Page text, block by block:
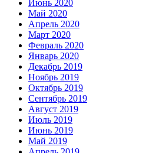
Июнь 2020
Май 2020
Апрель 2020
Март 2020
Февраль 2020
Январь 2020
Декабрь 2019
Ноябрь 2019
Октябрь 2019
Сентябрь 2019
Август 2019
Июль 2019
Июнь 2019
Май 2019